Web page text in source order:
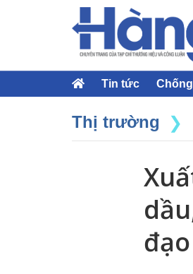
Tin tức
Thị trường